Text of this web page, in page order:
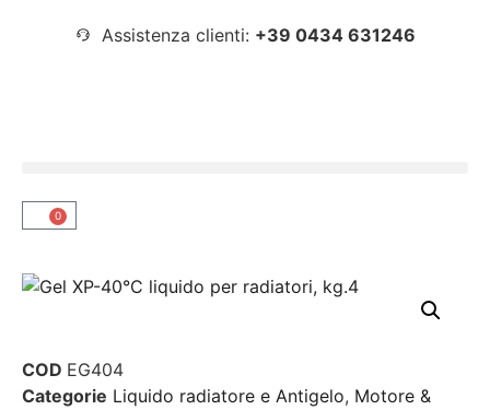
Assistenza clienti: +39 0434 631246
0
COD EG404
Categorie Liquido radiatore e Antigelo, Motore &